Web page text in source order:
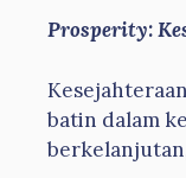
Prosperity:
batin dalam